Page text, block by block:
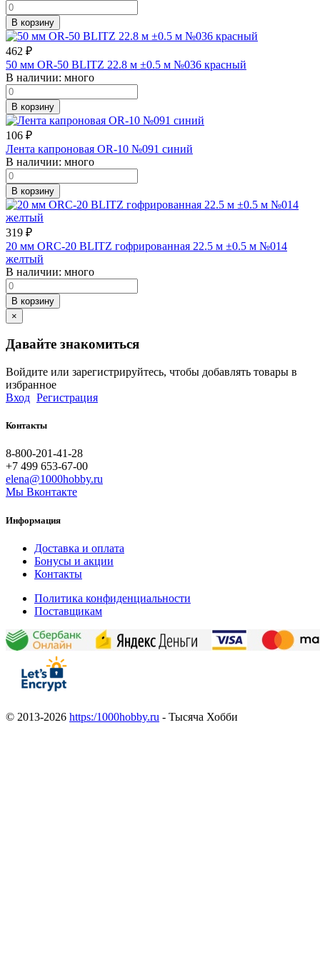
В корзину
462 ₽
50 мм OR-50 BLITZ 22.8 м ±0.5 м №036 красный
В наличии: много
В корзину
106 ₽
Лента капроновая OR-10 №091 синий
В наличии: много
В корзину
319 ₽
20 мм ORC-20 BLITZ гофрированная 22.5 м ±0.5 м №014
желтый
В наличии: много
В корзину
×
Давайте знакомиться
Войдите или зарегистрируйтесь, чтобы добавлять товары в
избранное
Вход Регистрация
Контакты
8-800-201-41-28
+7 499 653-67-00
elena@1000hobby.ru
Мы Вконтакте
Информация
Доставка и оплата
Бонусы и акции
Контакты
Политика конфиденциальности
Поставщикам
© 2013-2026 https:/1000hobby.ru - Тысяча Хобби